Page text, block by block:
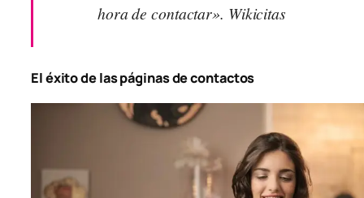
hora de contactar». Wikicitas
El éxito de las páginas de contactos